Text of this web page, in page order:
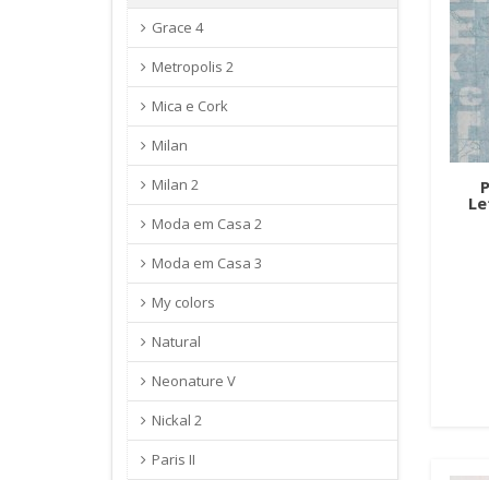
Grace 4
Metropolis 2
Mica e Cork
Milan
Milan 2
Moda em Casa 2
Moda em Casa 3
My colors
Natural
Neonature V
Nickal 2
Paris II